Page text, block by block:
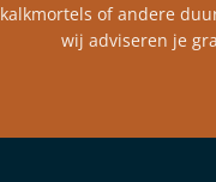
kalkmortels of andere
wij adviseren je